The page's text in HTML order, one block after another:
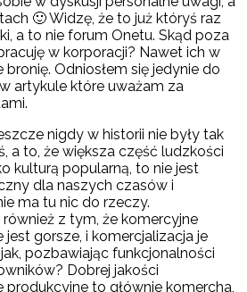
🙂 Widzę, że to już któryś raz
a to nie forum Onetu. Skąd poza
w korporacji? Nawet ich w
Odniosłem się jedynie do
artykule które uważam za
nigdy w historii nie były tak
a to, że większa część ludzkości
kulturą popularną, to nie jest
dla naszych czasów i
ma tu nic do rzeczy.
z tym, że komercyjne
gorsze, i komercjalizacja je
jak, pozbawiając funkcjonalności
Dobrej jakości
to głównie komercha,